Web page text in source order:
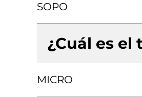
SOPO
¿Cuál es el
MICRO